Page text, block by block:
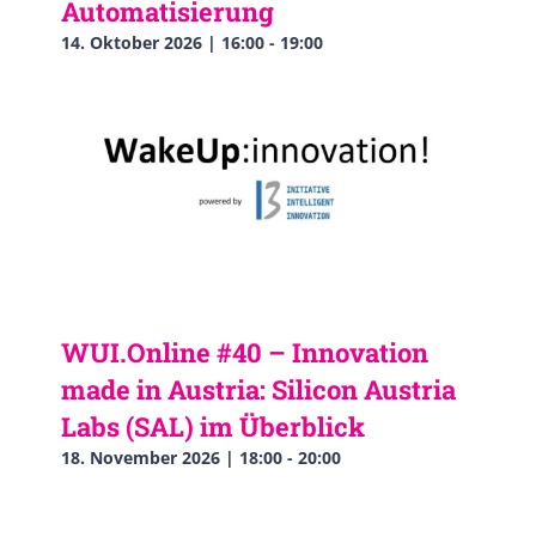
Automatisierung
14. Oktober 2026 | 16:00 - 19:00
WUI.Online #40 – Innovation
made in Austria: Silicon Austria
Labs (SAL) im Überblick
18. November 2026 | 18:00 - 20:00